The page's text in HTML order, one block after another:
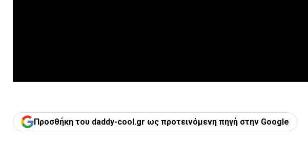
Προσθήκη του daddy-cool.gr ως προτεινόμενη πηγή στην Google